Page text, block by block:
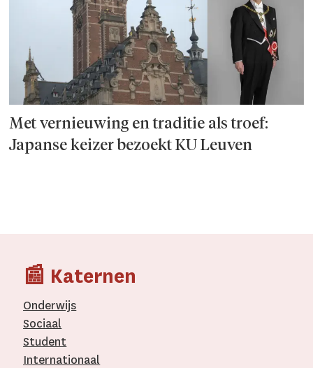
Met vernieuwing en traditie als troef:
Japanse keizer bezoekt KU Leuven
📰 Katernen
Onderwijs
Sociaal
Student
Internationaal­